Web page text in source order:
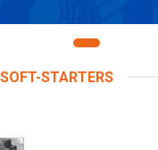
STARTERS